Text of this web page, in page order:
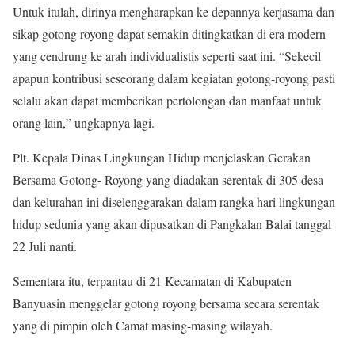
Untuk itulah, dirinya mengharapkan ke depannya kerjasama dan
sikap gotong royong dapat semakin ditingkatkan di era modern
yang cendrung ke arah individualistis seperti saat ini. “Sekecil
apapun kontribusi seseorang dalam kegiatan gotong-royong pasti
selalu akan dapat memberikan pertolongan dan manfaat untuk
orang lain,” ungkapnya lagi.
Plt. Kepala Dinas Lingkungan Hidup menjelaskan Gerakan
Bersama Gotong- Royong yang diadakan serentak di 305 desa
dan kelurahan ini diselenggarakan dalam rangka hari lingkungan
hidup sedunia yang akan dipusatkan di Pangkalan Balai tanggal
22 Juli nanti.
Sementara itu, terpantau di 21 Kecamatan di Kabupaten
Banyuasin menggelar gotong royong bersama secara serentak
yang di pimpin oleh Camat masing-masing wilayah.